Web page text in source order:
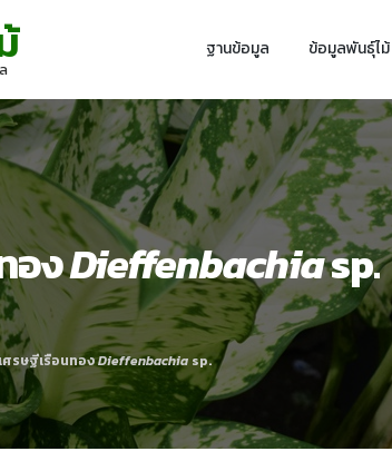
ฐานข้อมูล ข้อมูลพันธุ์ไม้
องDieffenbachiasp.
ศรษฐีเรือนทองDieffenbachia sp.